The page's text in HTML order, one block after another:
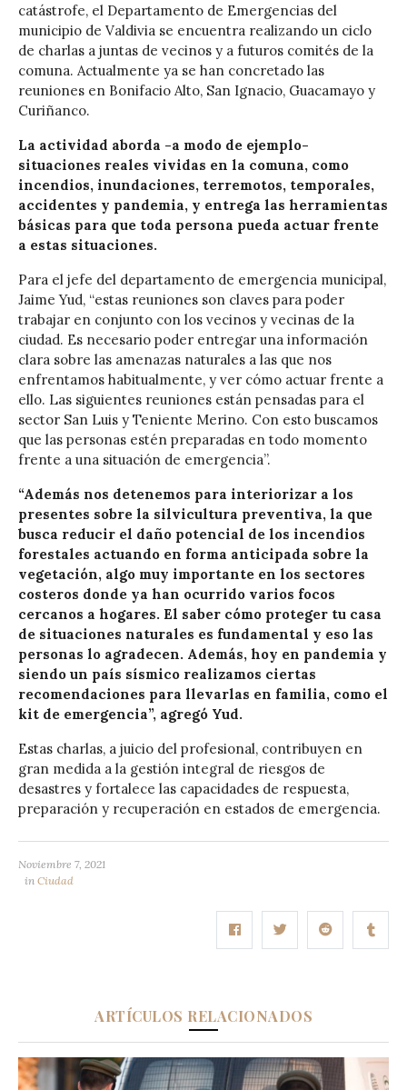
catástrofe, el Departamento de Emergencias del
municipio de Valdivia se encuentra realizando un ciclo
de charlas a juntas de vecinos y a futuros comités de la
comuna. Actualmente ya se han concretado las
reuniones en Bonifacio Alto, San Ignacio, Guacamayo y
Curiñanco.
La actividad aborda -a modo de ejemplo-
situaciones reales vividas en la comuna, como
incendios, inundaciones, terremotos, temporales,
accidentes y pandemia, y entrega las herramientas
básicas para que toda persona pueda actuar frente
a estas situaciones.
Para el jefe del departamento de emergencia municipal,
Jaime Yud, “estas reuniones son claves para poder
trabajar en conjunto con los vecinos y vecinas de la
ciudad. Es necesario poder entregar una información
clara sobre las amenazas naturales a las que nos
enfrentamos habitualmente, y ver cómo actuar frente a
ello. Las siguientes reuniones están pensadas para el
sector San Luis y Teniente Merino. Con esto buscamos
que las personas estén preparadas en todo momento
frente a una situación de emergencia”.
“Además nos detenemos para interiorizar a los
presentes sobre la silvicultura preventiva, la que
busca reducir el daño potencial de los incendios
forestales actuando en forma anticipada sobre la
vegetación, algo muy importante en los sectores
costeros donde ya han ocurrido varios focos
cercanos a hogares. El saber cómo proteger tu casa
de situaciones naturales es fundamental y eso las
personas lo agradecen. Además, hoy en pandemia y
siendo un país sísmico realizamos ciertas
recomendaciones para llevarlas en familia, como el
kit de emergencia”, agregó Yud.
Estas charlas, a juicio del profesional, contribuyen en
gran medida a la gestión integral de riesgos de
desastres y fortalece las capacidades de respuesta,
preparación y recuperación en estados de emergencia.
Noviembre 7, 2021
in Ciudad
ARTÍCULOS RELACIONADOS